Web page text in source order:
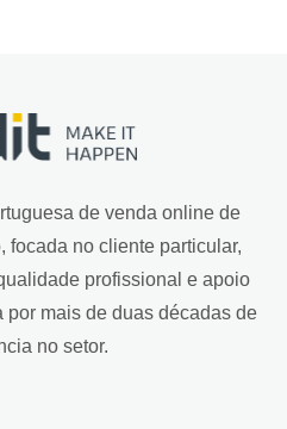
de venda online de
focada no cliente particular,
profissional e apoio
mais de duas décadas de
no setor.